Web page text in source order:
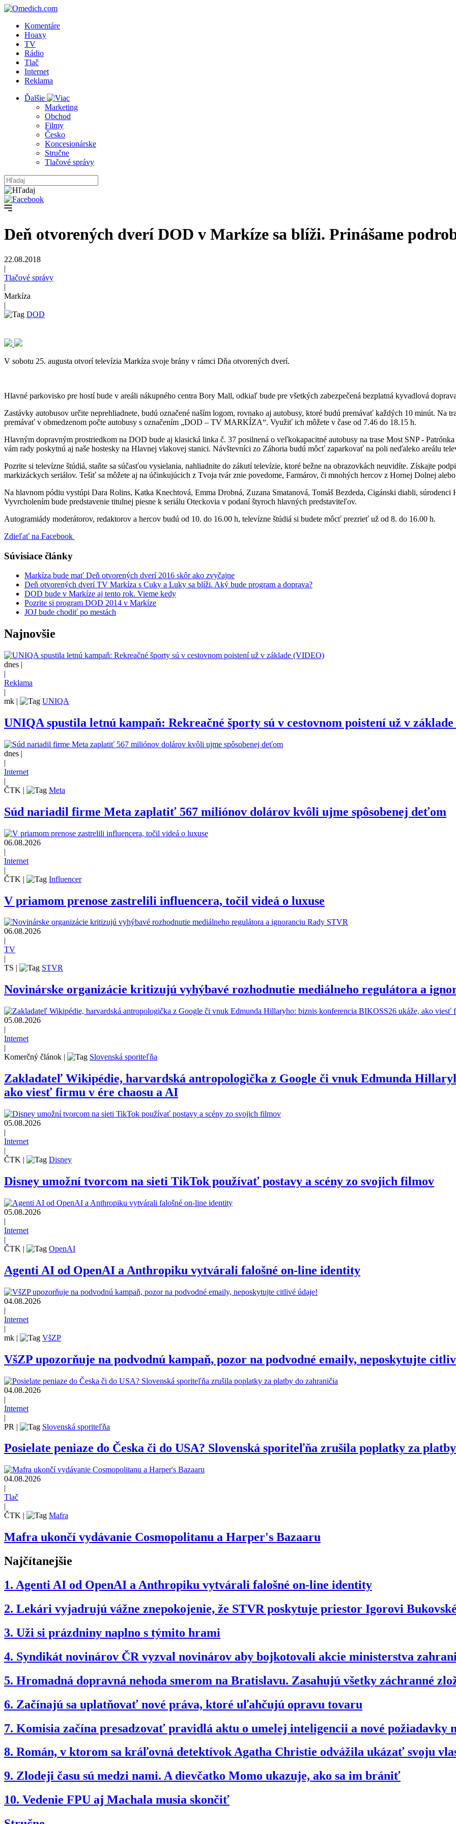
Komentáre
Hoaxy
TV
Rádio
Tlač
Internet
Reklama
Ďalšie
Marketing
Obchod
Filmy
Česko
Koncesionárske
Stručne
Tlačové správy
Deň otvorených dverí DOD v Markíze sa blíži. Prinášame
22.08.2018
|
Tlačové správy
|
Markíza
|
DOD
V sobotu 25. augusta otvorí televízia Markíza svoje brány v rámci Dňa otvorených dverí.
Hlavné parkovisko pre hostí bude v areáli nákupného centra Bory Mall, odkiaľ bude pre všetkých zabezpečená bezplatná kyvadlová
Zastávky autobusov určite neprehliadnete, budú označené naším logom, rovnako aj autobusy, ktoré budú premávať každých 10 minút. Na
premávať v obmedzenom počte autobusy s označením „DOD – TV MARKÍZA“. Využiť ich môžete v čase od 7.46 do 18.15 h.
Hlavným dopravným prostriedkom na DOD bude aj klasická linka č. 37 posilnená o veľkokapacitné autobusy na trase Most SNP -
vám rady poskytnú aj naše hostesky na Hlavnej vlakovej stanici. Návštevníci zo Záhoria budú môcť zaparkovať na poli neďaleko areálu
Pozrite si televízne štúdiá, staňte sa súčasťou vysielania, nahliadnite do zákutí televízie, ktoré bežne na obrazovkách neuvidíte. Získajte
markizáckych seriálov. Tešiť sa môžete aj na účinkujúcich z Tvoja tvár znie povedome, Farmárov, či mnohých hercov z Hornej Dolnej
Na hlavnom pódiu vystúpi Dara Rolins, Katka Knechtová, Emma Drobná, Zuzana Smatanová, Tomáš Bezdeda, Cigánski diabli,
Vyvrcholením bude predstavenie titulnej piesne k seriálu Oteckovia v podaní štyroch hlavných predstaviteľov.
Autogramiády moderátorov, redaktorov a hercov budú od 10. do 16.00 h, televízne štúdiá si budete môcť prezrieť už od 8. do 16.00 h.
Zdieľať na Facebook
Súvisiace články
Markíza bude mať Deň otvorených dverí 2016 skôr ako zvyčajne
Deň otvorených dverí TV Markíza s Cuky a Luky sa blíži. Aký bude program a doprava?
DOD bude v Markíze aj tento rok. Vieme kedy
Pozrite si program DOD 2014 v Markíze
JOJ bude chodiť po mestách
Najnovšie
dnes |
|
Reklama
|
mk | UNIQA
UNIQA spustila letnú kampaň: Rekreačné športy sú v cestovnom poistení už v
dnes |
|
Internet
|
ČTK | Meta
Súd nariadil firme Meta zaplatiť 567 miliónov dolárov kvôli ujme spôsobenej deťom
06.08.2026
|
Internet
|
ČTK | Influencer
V priamom prenose zastrelili influencera, točil videá o luxuse
06.08.2026
TV
TS
STVR
Novinárske organizácie kritizujú vyhýbavé rozhodnutie mediálneho regulátora a
05.08.2026
|
Internet
|
Komerčný článok | Slovenská sporiteľňa
Zakladateľ Wikipédie, harvardská antropologička z Google či vnuk Edmunda
ako viesť firmu v ére chaosu a AI
05.08.2026
|
Internet
|
ČTK | Disney
Disney umožní tvorcom na sieti TikTok používať postavy a scény zo svojich filmov
05.08.2026
|
Internet
|
ČTK | OpenAI
Agenti AI od OpenAI a Anthropiku vytvárali falošné on-line identity
04.08.2026
|
Internet
|
mk | VšZP
VšZP upozorňuje na podvodnú kampaň, pozor na podvodné emaily, neposkytujte
04.08.2026
|
Internet
|
PR | Slovenská sporiteľňa
Posielate peniaze do Česka či do USA? Slovenská sporiteľňa zrušila poplatky za
04.08.2026
|
Tlač
|
ČTK | Mafra
Mafra ukončí vydávanie Cosmopolitanu a Harper's Bazaaru
Najčítanejšie
1. Agenti AI od OpenAI a Anthropiku vytvárali falošné on-line identity
2. Lekári vyjadrujú vážne znepokojenie, že STVR poskytuje priestor Igorovi
3. Uži si prázdniny naplno s týmito hrami
4. Syndikát novinárov ČR vyzval novinárov aby bojkotovali akcie ministerstva
5. Hromadná dopravná nehoda smerom na Bratislavu. Zasahujú všetky záchranné
6. Začínajú sa uplatňovať nové práva, ktoré uľahčujú opravu tovaru
7. Komisia začína presadzovať pravidlá aktu o umelej inteligencii a nové požiadavky
8. Román, v ktorom sa kráľovná detektívok Agatha Christie odvážila ukázať svoju
9. Zlodeji času sú medzi nami. A dievčatko Momo ukazuje, ako sa im brániť
10. Vedenie FPU aj Machala musia skončiť